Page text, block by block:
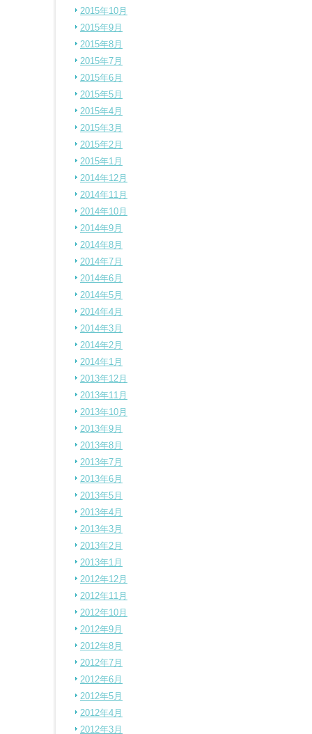
2015年10月
2015年9月
2015年8月
2015年7月
2015年6月
2015年5月
2015年4月
2015年3月
2015年2月
2015年1月
2014年12月
2014年11月
2014年10月
2014年9月
2014年8月
2014年7月
2014年6月
2014年5月
2014年4月
2014年3月
2014年2月
2014年1月
2013年12月
2013年11月
2013年10月
2013年9月
2013年8月
2013年7月
2013年6月
2013年5月
2013年4月
2013年3月
2013年2月
2013年1月
2012年12月
2012年11月
2012年10月
2012年9月
2012年8月
2012年7月
2012年6月
2012年5月
2012年4月
2012年3月